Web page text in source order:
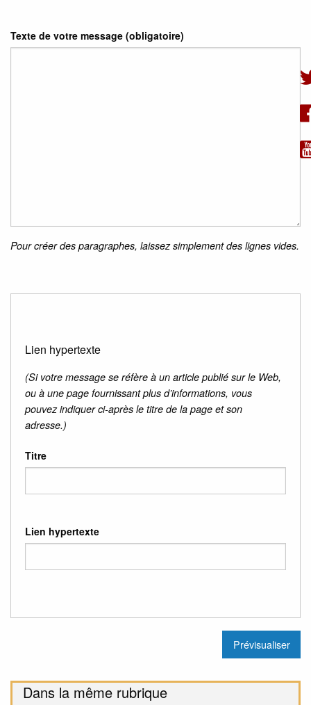
Texte de votre message (obligatoire)
Pour créer des paragraphes, laissez simplement des lignes vides.
Lien hypertexte
(Si votre message se réfère à un article publié sur le Web,
ou à une page fournissant plus d’informations, vous
pouvez indiquer ci-après le titre de la page et son
adresse.)
Titre
Lien hypertexte
Dans la même rubrique